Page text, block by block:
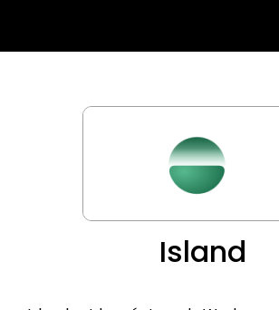
Island